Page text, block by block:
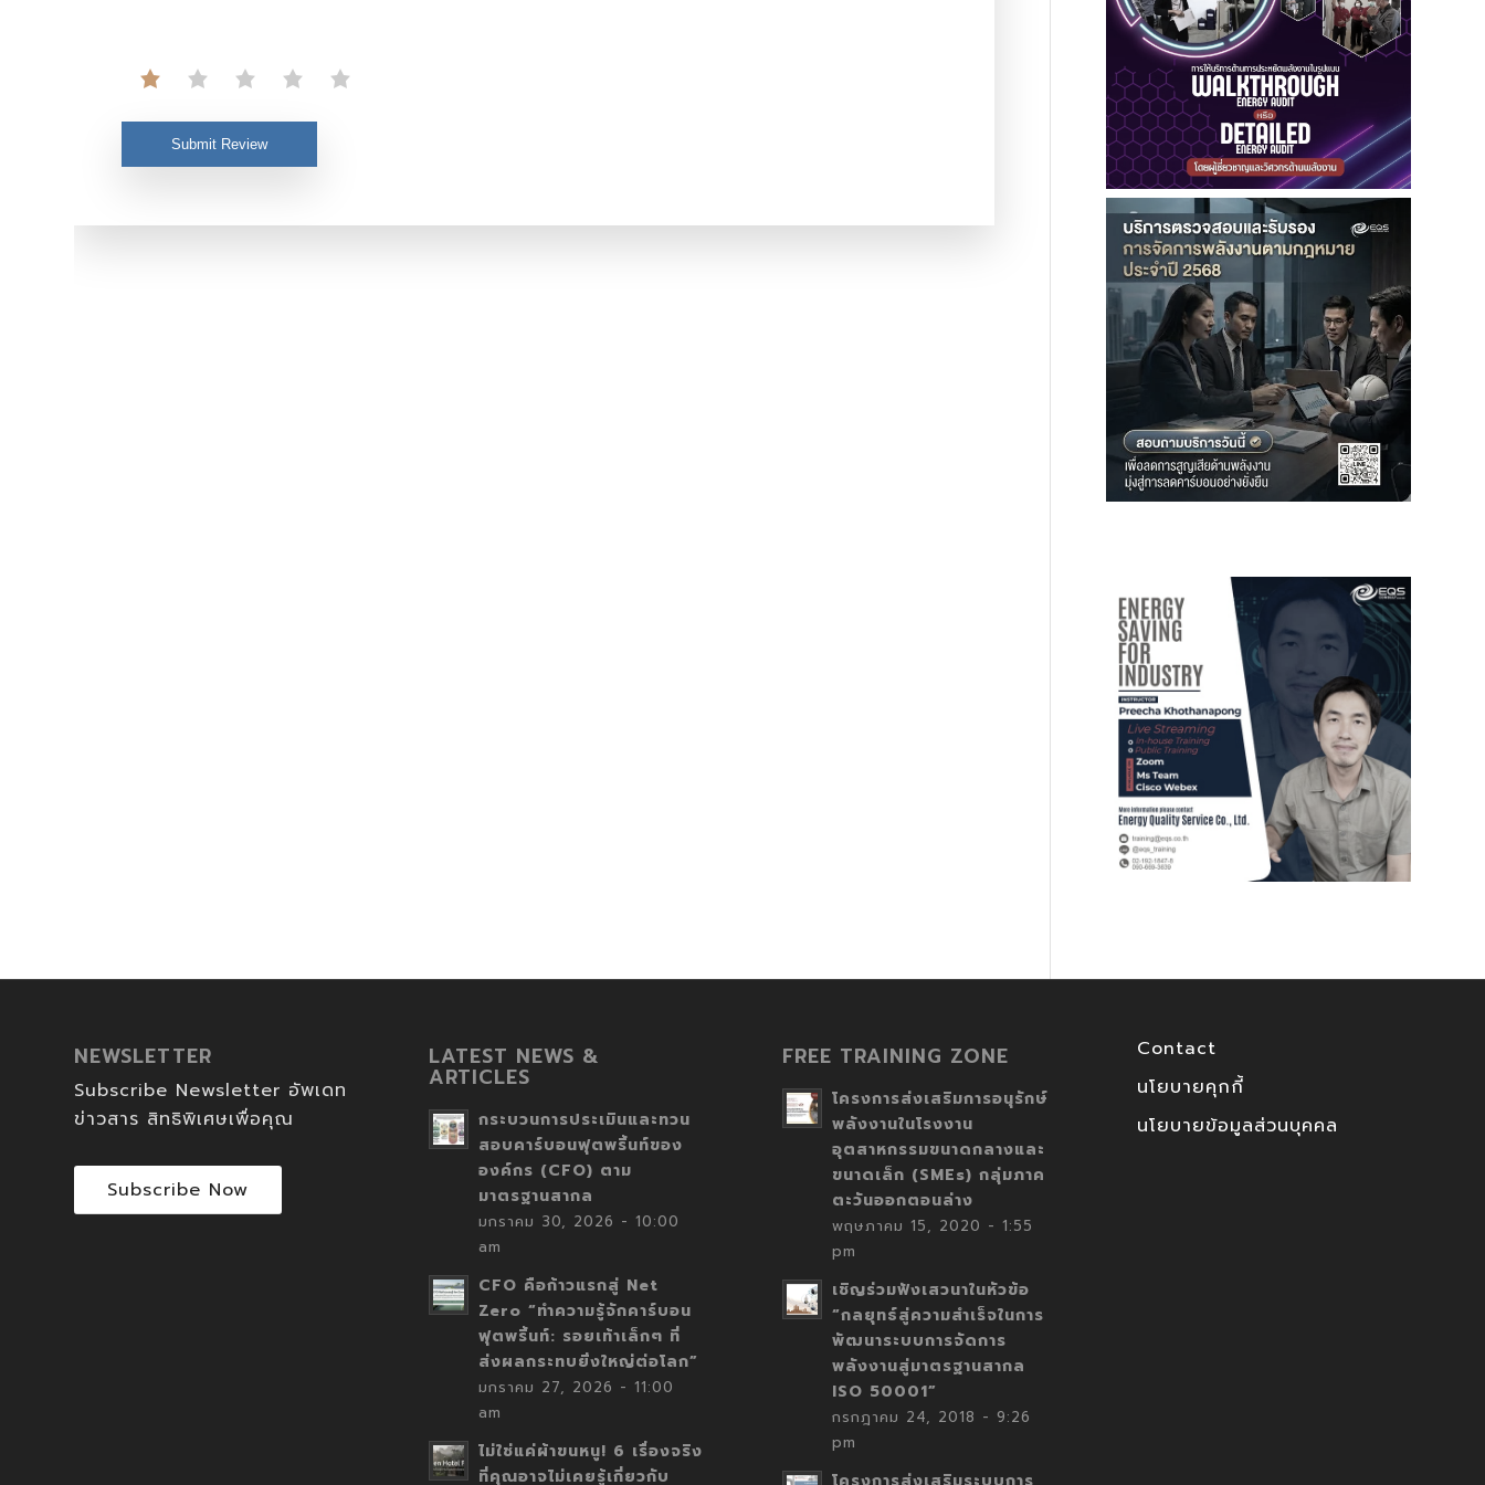
Submit Review
NEWSLETTER
Subscribe Newsletter อัพเดท
ข่าวสาร สิทธิพิเศษเพื่อคุณ
Subscribe Now
LATEST NEWS &
ARTICLES
กระบวนการประเมินและทวน
สอบคาร์บอนฟุตพริ้นท์ของ
องค์กร (CFO) ตาม
มาตรฐานสากล
มกราคม 30, 2026 - 10:00
am
CFO คือก้าวแรกสู่ Net
Zero “ทำความรู้จักคาร์บอน
ฟุตพริ้นท์: รอยเท้าเล็กๆ ที่
ส่งผลกระทบยิ่งใหญ่ต่อโลก”
มกราคม 27, 2026 - 11:00
am
ไม่ใช่แค่ผ้าขนหนู! 6 เรื่องจริง
ที่คุณอาจไม่เคยรู้เกี่ยวกับ
FREE TRAINING ZONE
โครงการส่งเสริมการอนุรักษ์
พลังงานในโรงงาน
อุตสาหกรรมขนาดกลางและ
ขนาดเล็ก (SMEs) กลุ่มภาค
ตะวันออกตอนล่าง
พฤษภาคม 15, 2020 - 1:55
pm
เชิญร่วมฟังเสวนาในหัวข้อ
“กลยุทธ์สู่ความสำเร็จในการ
พัฒนาระบบการจัดการ
พลังงานสู่มาตรฐานสากล
ISO 50001”
กรกฎาคม 24, 2018 - 9:26
pm
Contact
นโยบายคุกกี้
นโยบายข้อมูลส่วนบุคคล